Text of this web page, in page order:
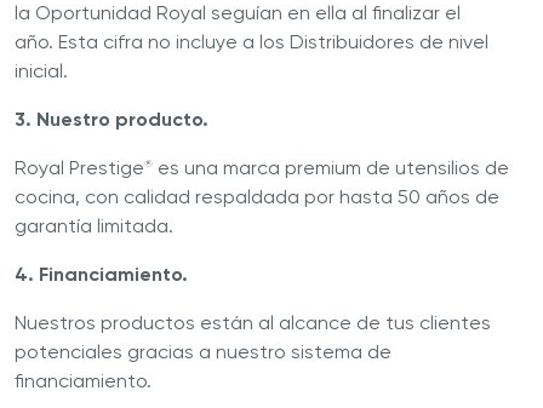
la Oportunidad Royal seguían en ella al finalizar el
año. Esta cifra no incluye a los Distribuidores de nivel
inicial.
3. Nuestro producto.
Royal Prestige® es una marca premium de utensilios de
cocina, con calidad respaldada por hasta 50 años de
garantía limitada.
4. Financiamiento.
Nuestros productos están al alcance de tus clientes
potenciales gracias a nuestro sistema de
financiamiento.